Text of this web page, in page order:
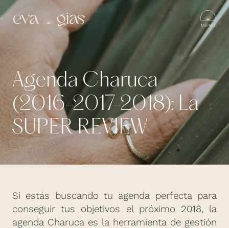
Agenda Charuca
(2016-2017-2018): La
SUPER REVIEW
Si estás buscando tu agenda perfecta para
conseguir tus objetivos el próximo 2018, la
agenda Charuca es la herramienta de gestión